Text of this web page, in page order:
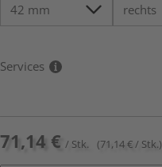
Services
71,14 € / Stk. (71,14 € / Stk.)